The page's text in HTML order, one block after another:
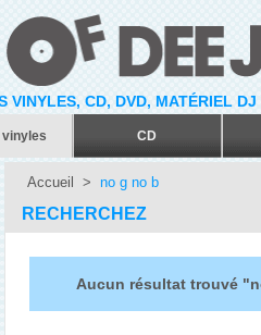
VINYLES, CD, DVD, MATÉRIEL
vinyles CD
Accueil > no g no b
RECHERCHEZ
Aucun résultat trouvé